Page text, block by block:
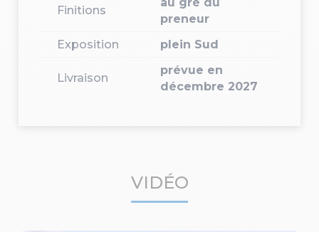
Finitions
preneur
Exposition
plein Sud
Livraison
prévue en
décembre 2027
VIDÉO